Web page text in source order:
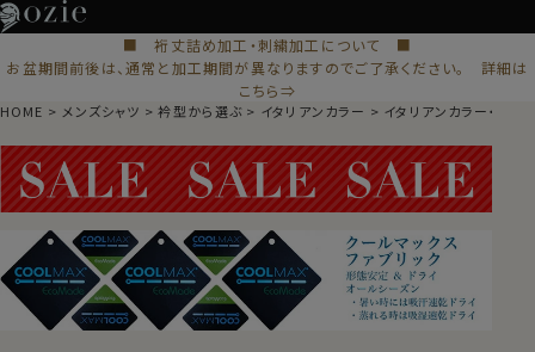
■ 裄丈詰め加工・刺繍加工について ■
お盆期間前後は、通常と加工期間が異なりますのでご了承ください。 詳細は
こちら⇒
HOME メンズシャツ 衿型から選ぶ イタリアンカラー イタリアンカラー・ワイド